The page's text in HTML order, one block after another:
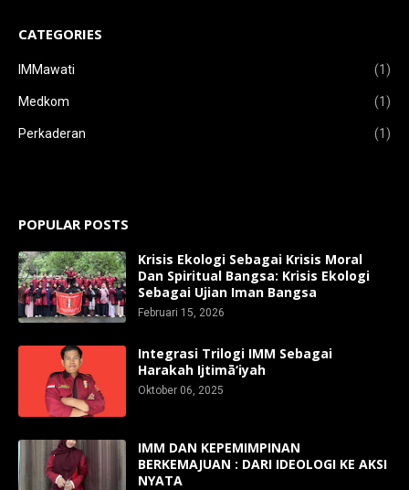
CATEGORIES
IMMawati (1)
Medkom (1)
Perkaderan (1)
POPULAR POSTS
Krisis Ekologi Sebagai Krisis Moral
Dan Spiritual Bangsa: Krisis Ekologi
Sebagai Ujian Iman Bangsa
Februari 15, 2026
Integrasi Trilogi IMM Sebagai
Harakah Ijtimā‘iyah
Oktober 06, 2025
IMM DAN KEPEMIMPINAN
BERKEMAJUAN : DARI IDEOLOGI KE AKSI
NYATA